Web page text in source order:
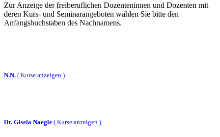
Zur Anzeige der freiberuflichen Dozenteninnen und Dozenten mit
deren Kurs- und Seminarangeboten wählen Sie bitte den
Anfangsbuchstaben des Nachnamens.
N.N. ( Kurse anzeigen )
Dr. Gisela Naegle ( Kurse anzeigen )